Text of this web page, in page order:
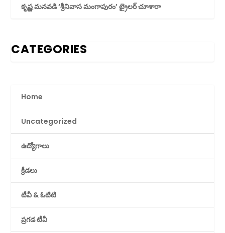
కృష్ణ మనవడి ‘శ్రీనివాస మంగాపురం’ ట్రైలర్ చూశారా
CATEGORIES
Home
Uncategorized
ఉద్యోగాలు
క్రీడలు
టీవీ & ఓటిటి
ప్రగడ టీవీ